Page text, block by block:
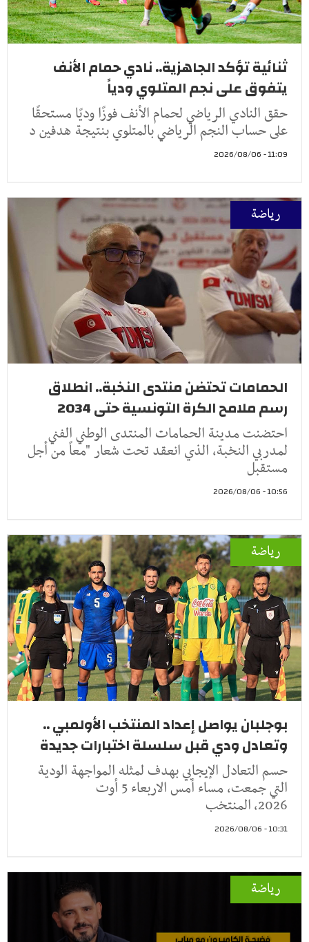
ثنائية تؤكد الجاهزية.. نادي حمام الأنف
يتفوق على نجم المتلوي ودياً
حقق النادي الرياضي لحمام الأنف فوزًا وديًا مستحقًا
على حساب النجم الرياضي بالمتلوي بنتيجة هدفين د
11:09 - 2026/08/06
رياضة
الحمامات تحتضن منتدى النخبة.. انطلاق
رسم ملامح الكرة التونسية حتى 2034
احتضنت مدينة الحمامات المنتدى الوطني الفني
لمدربي النخبة، الذي انعقد تحت شعار "معاً من أجل
مستقبل
10:56 - 2026/08/06
رياضة
بوجلبان يواصل إعداد المنتخب الأولمبي ..
وتعادل ودي قبل سلسلة اختبارات جديدة
حسم التعادل الإيجابي بهدف لمثله المواجهة الودية
التي جمعت، مساء أمس الاربعاء 5 أوت
2026، المنتخب
10:31 - 2026/08/06
رياضة